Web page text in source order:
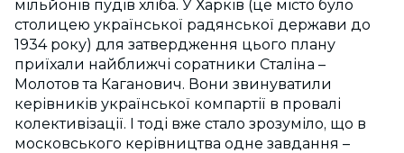
мільйонів пудів хліба. У Харків (це місто було
столицею української радянської держави до
1934 року) для затвердження цього плану
приїхали найближчі соратники Сталіна –
Молотов та Каганович. Вони звинуватили
керівників української компартії в провалі
колективізації. І тоді вже стало зрозуміло, що в
московського керівництва одне завдання –